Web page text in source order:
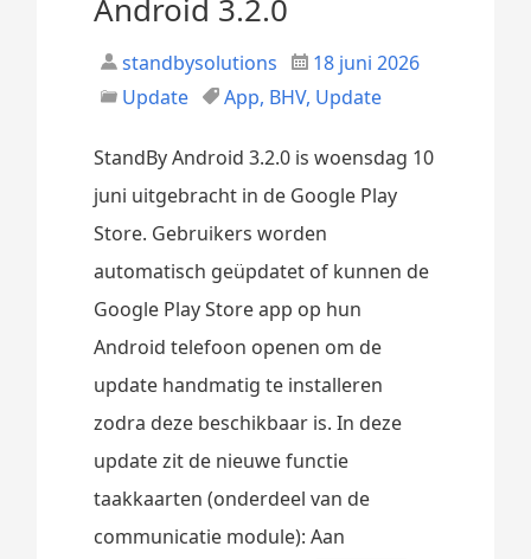
Android 3.2.0
standbysolutions
18 juni 2026
Update
App, BHV, Update
StandBy Android 3.2.0 is woensdag 10
juni uitgebracht in de Google Play
Store. Gebruikers worden
automatisch geüpdatet of kunnen de
Google Play Store app op hun
Android telefoon openen om de
update handmatig te installeren
zodra deze beschikbaar is. In deze
update zit de nieuwe functie
taakkaarten (onderdeel van de
communicatie module): Aan